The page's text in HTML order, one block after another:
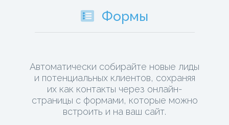
Формы
Автоматически собирайте новые лиды
и потенциальных клиентов, сохраняя
их как контакты через онлайн-
страницы с формами, которые можно
встроить и на ваш сайт.